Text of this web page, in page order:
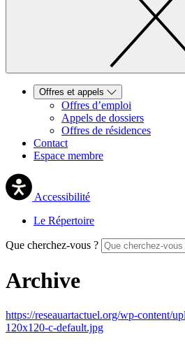
Offres et appels
Offres d’emploi
Appels de dossiers
Offres de résidences
Contact
Espace membre
Accessibilité
Le Répertoire
Que cherchez-vous ?
Archive
https://reseauartactuel.org/wp-content/
120x120-c-default.jpg